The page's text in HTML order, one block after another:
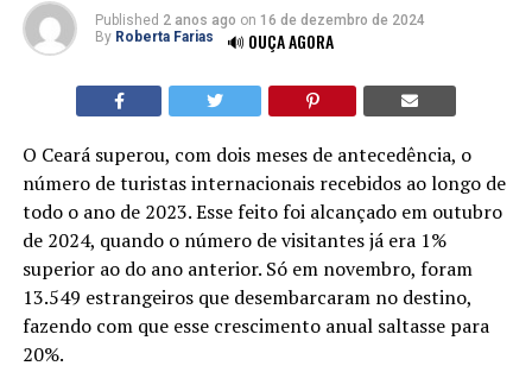
🔊 OUÇA AGORA
Published 2 anos ago on 16 de dezembro de 2024
By Roberta Farias
O Ceará superou, com dois meses de antecedência, o
número de turistas internacionais recebidos ao longo de
todo o ano de 2023. Esse feito foi alcançado em outubro
de 2024, quando o número de visitantes já era 1%
superior ao do ano anterior. Só em novembro, foram
13.549 estrangeiros que desembarcaram no destino,
fazendo com que esse crescimento anual saltasse para
20%.